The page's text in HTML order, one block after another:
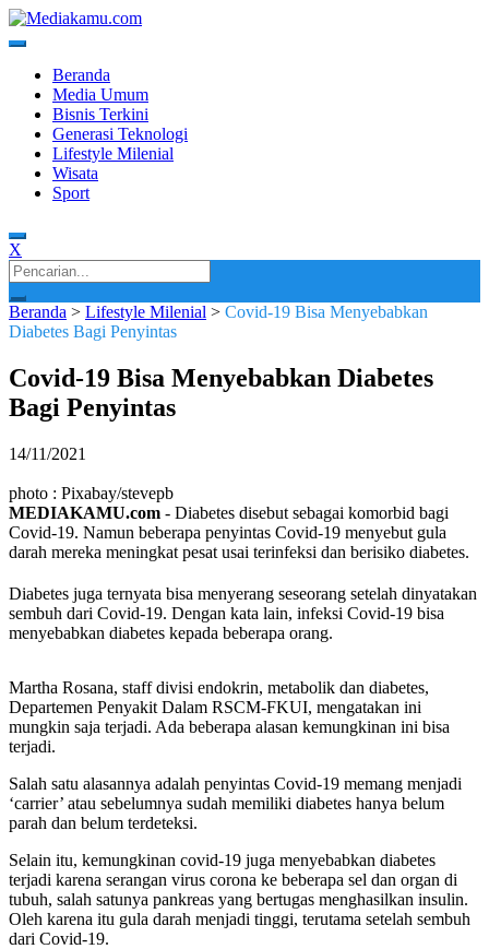
Skip
to
MEDIAKAMU.com
Media Terkini untuk Generasi Milenial!
Beranda
Media Umum
Bisnis Terkini
Generasi Teknologi
Lifestyle Milenial
Wisata
Sport
X
Search
for:
Beranda > Lifestyle Milenial > Covid-19 Bisa Menyebabkan
Diabetes Bagi Penyintas
Covid-19 Bisa Menyebabkan Diabetes
Bagi Penyintas
14/11/2021
photo : Pixabay/stevepb
MEDIAKAMU.com - Diabetes disebut sebagai komorbid bagi
Covid-19. Namun beberapa penyintas Covid-19 menyebut gula
darah mereka meningkat pesat usai terinfeksi dan berisiko diabetes.
Diabetes juga ternyata bisa menyerang seseorang setelah dinyatakan
sembuh dari Covid-19. Dengan kata lain, infeksi Covid-19 bisa
menyebabkan diabetes kepada beberapa orang.
Martha Rosana, staff divisi endokrin, metabolik dan diabetes,
Departemen Penyakit Dalam RSCM-FKUI, mengatakan ini
mungkin saja terjadi. Ada beberapa alasan kemungkinan ini bisa
terjadi.
Salah satu alasannya adalah penyintas Covid-19 memang menjadi
‘carrier’ atau sebelumnya sudah memiliki diabetes hanya belum
parah dan belum terdeteksi.
Selain itu, kemungkinan covid-19 juga menyebabkan diabetes
terjadi karena serangan virus corona ke beberapa sel dan organ di
tubuh, salah satunya pankreas yang bertugas menghasilkan insulin.
Oleh karena itu gula darah menjadi tinggi, terutama setelah sembuh
dari Covid-19.